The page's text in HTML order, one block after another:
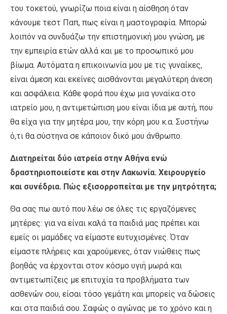
του τοκετού, γνωρίζω ποια είναι η αίσθηση όταν
κάνουμε τεστ Παπ, πως είναι η μαστογραφία. Μπορώ
λοιπόν να συνδυάζω την επιστημονική μου γνώση, με
την εμπειρία ετών αλλά και με το προσωπικό μου
βίωμα. Αυτόματα η επικοινωνία μου με τις γυναίκες,
είναι άμεση και εκείνες αισθάνονται μεγαλύτερη άνεση
και ασφάλεια. Κάθε φορά που έχω μια γυναίκα στο
ιατρείο μου, η αντιμετώπιση μου είναι ίδια με αυτή, που
θα είχα για την μητέρα μου, την κόρη μου κ.α. Συστήνω
ό,τι θα σύστηνα σε κάποιον δικό μου άνθρωπο.
Διατηρείται δύο ιατρεία στην Αθήνα ενώ
δραστηριοποιείστε και στην Λακωνία. Χειρουργείο
και συνέδρια. Πώς εξισορροπείται με την μητρότητα;
Θα σας πω αυτό που λέω σε όλες τις εργαζόμενες
μητέρες: για να είναι καλά τα παιδιά μας πρέπει και
εμείς οι μαμάδες να είμαστε ευτυχισμένες. Όταν
είμαστε πλήρεις και χαρούμενες, όταν νιώθεις πως
βοηθάς να έρχονται στον κόσμο υγιή μωρά και
αντιμετωπίζεις με επιτυχία τα προβλήματα των
ασθενών σου, είσαι τόσο γεμάτη και μπορείς να δώσεις
και στα παιδιά σου. Σαφώς ο αγώνας με το χρόνο και η